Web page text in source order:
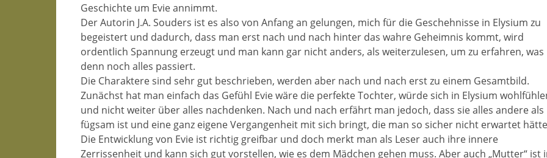
Geschichte um Evie annimmt.
Der Autorin J.A. Souders ist es also von Anfang an gelungen, mich für die Geschehnisse in Elysium zu
begeistert und dadurch, dass man erst nach und nach hinter das wahre Geheimnis kommt, wird
ordentlich Spannung erzeugt und man kann gar nicht anders, als weiterzulesen, um zu erfahren, was
denn noch alles passiert.
Die Charaktere sind sehr gut beschrieben, werden aber nach und nach erst zu einem Gesamtbild.
Zunächst hat man einfach das Gefühl Evie wäre die perfekte Tochter, würde sich in Elysium
und nicht weiter über alles nachdenken. Nach und nach erfährt man jedoch, dass sie alles andere als
fügsam ist und eine ganz eigene Vergangenheit mit sich bringt, die man so sicher nicht erwartet
Die Entwicklung von Evie ist richtig greifbar und doch merkt man als Leser auch ihre innere
Zerrissenheit und kann sich gut vorstellen, wie es dem Mädchen gehen muss. Aber auch „Mutter“ ist